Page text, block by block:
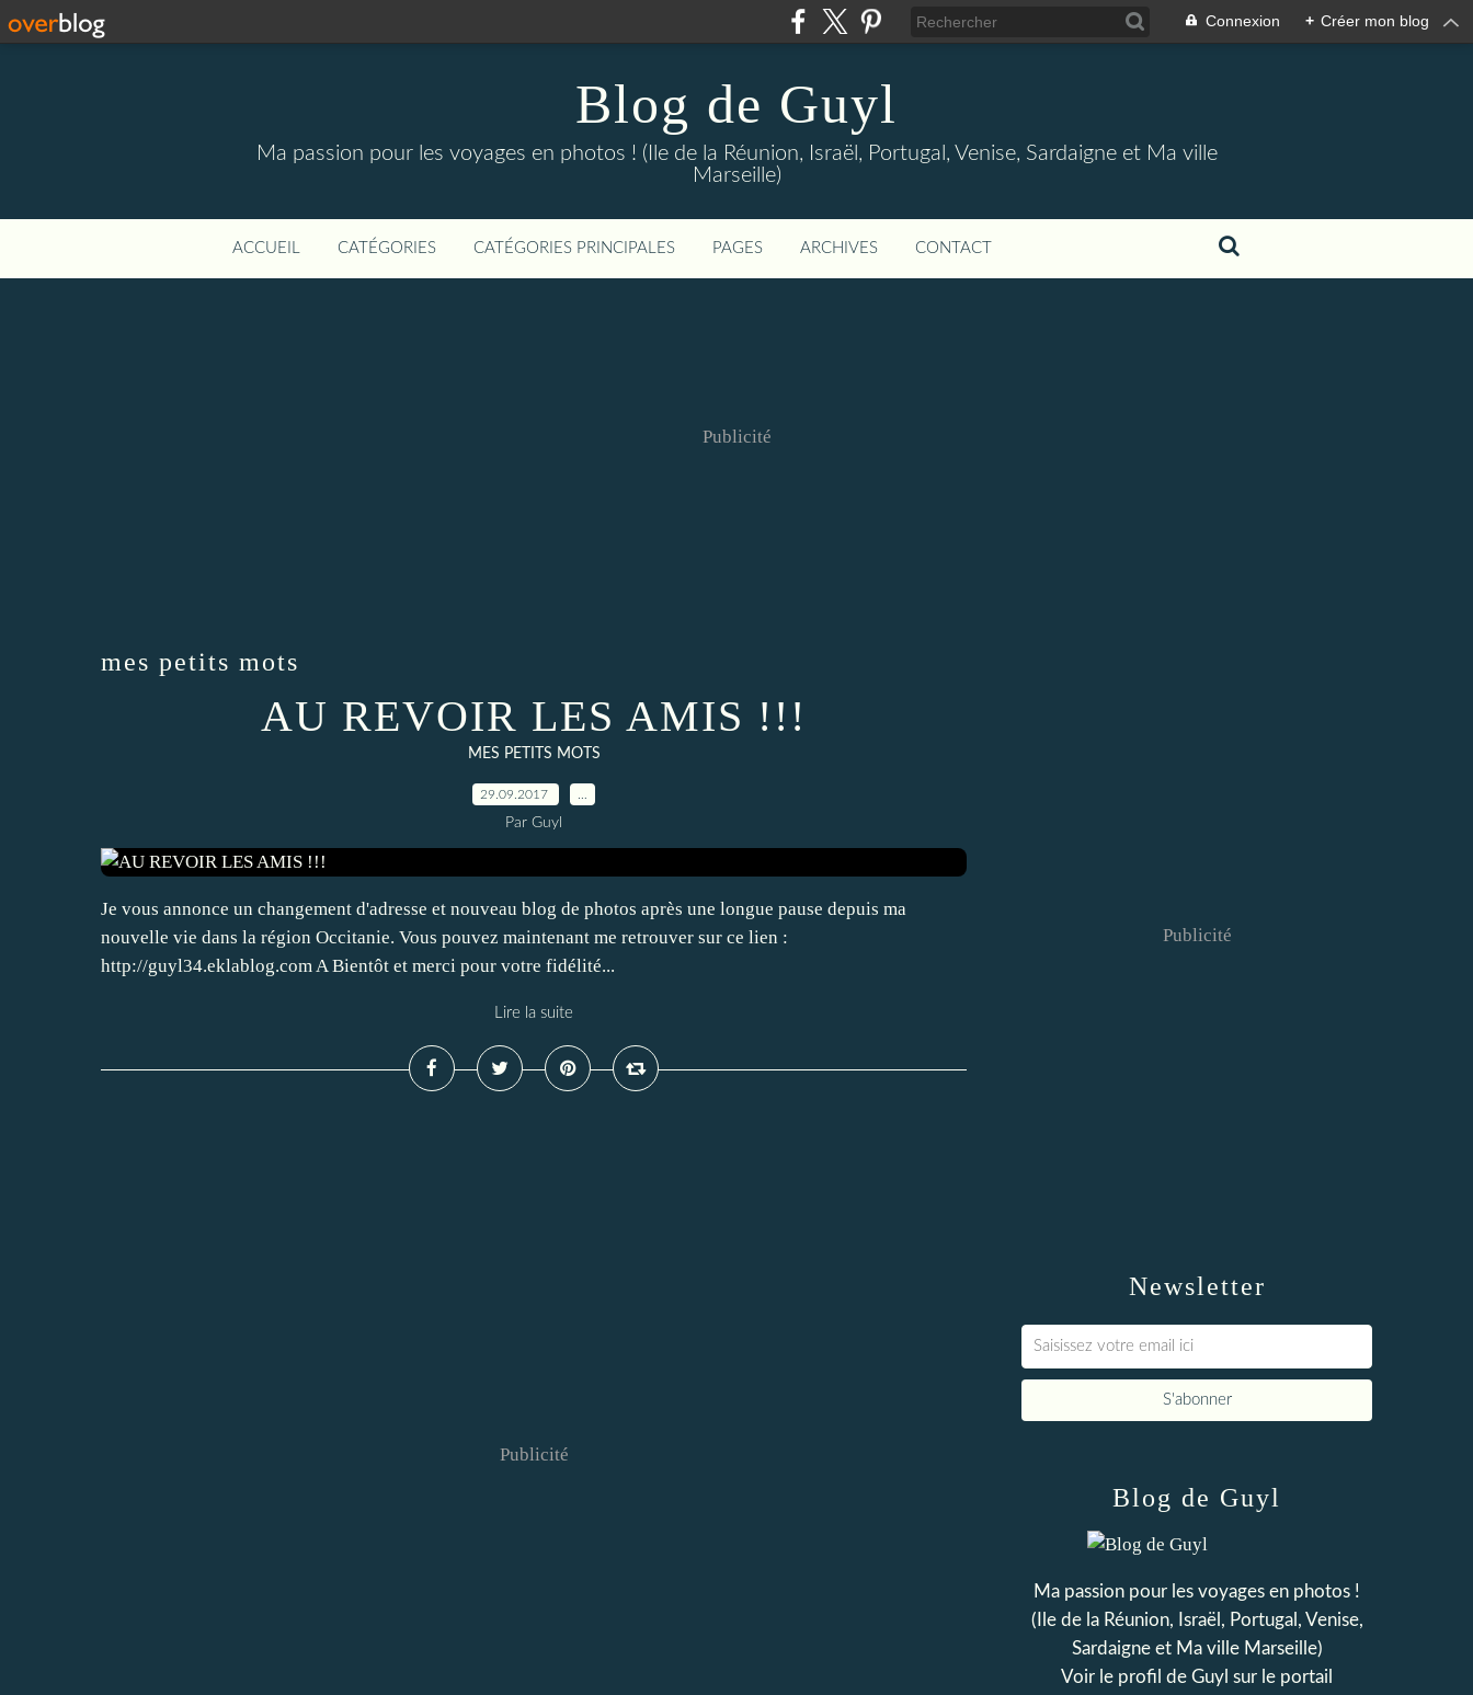
Connexion + Créer mon blog
Blog de Guyl
Ma passion pour les voyages en photos ! (Ile de la Réunion, Israël, Portugal, Venise, Sardaigne et Ma ville
Marseille)
ACCUEIL CATÉGORIES CATÉGORIES PRINCIPALES PAGES ARCHIVES CONTACT
Publicité
mes petits mots
AU REVOIR LES AMIS !!!
MES PETITS MOTS
29.09.2017
Par Guyl
Je vous annonce un changement d'adresse et nouveau blog de photos après une longue pause depuis ma
nouvelle vie dans la région Occitanie. Vous pouvez maintenant me retrouver sur ce lien :
http://guyl34.eklablog.com A Bientôt et merci pour votre fidélité...
Lire la suite
Publicité
Newsletter
Publicité
Blog de Guyl
Ma passion pour les voyages en photos !
(Ile de la Réunion, Israël, Portugal, Venise,
Sardaigne et Ma ville Marseille)
Voir le profil de Guyl sur le portail